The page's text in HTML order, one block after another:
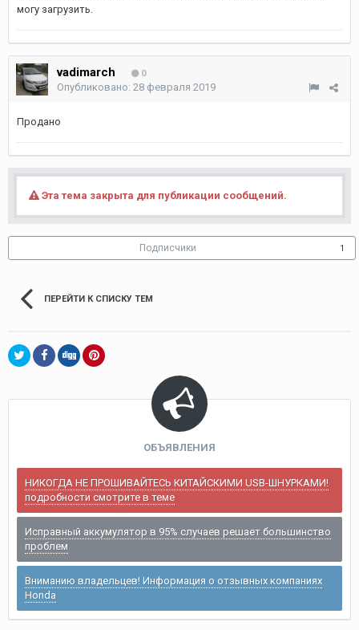
могу загрузить.
vadimarch 0
Опубликовано: 28 февраля 2019
Продано
Эта тема закрыта для публикации сообщений.
Подписчики 1
ПЕРЕЙТИ К СПИСКУ ТЕМ
ОБЪЯВЛЕНИЯ
НИКОГДА НЕ ПРОШИВАЙТЕСЬ КИТАЙСКИМИ USB-ШНУРКАМИ!
подробности смотрите в теме
Исправный аккумулятор в 95% случаев решает большинство
проблем
Вниманию владельцев! Информация о отзывных компаниях
Honda